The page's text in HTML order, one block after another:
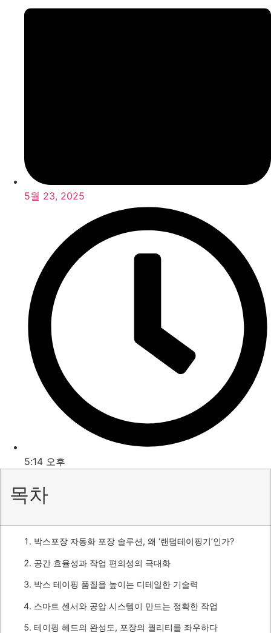
5월 23, 2025
5:14 오후
목차
박스포장 자동화 포장 솔루션, 왜 ‘랜덤테이핑기’인가?
공간 효율성과 작업 편의성의 극대화
박스 테이핑 품질을 높이는 디테일한 기술력
스마트 센서와 공압 시스템이 만드는 정확한 작업
테이핑 헤드의 완성도, 포장의 퀄리티를 좌우하다